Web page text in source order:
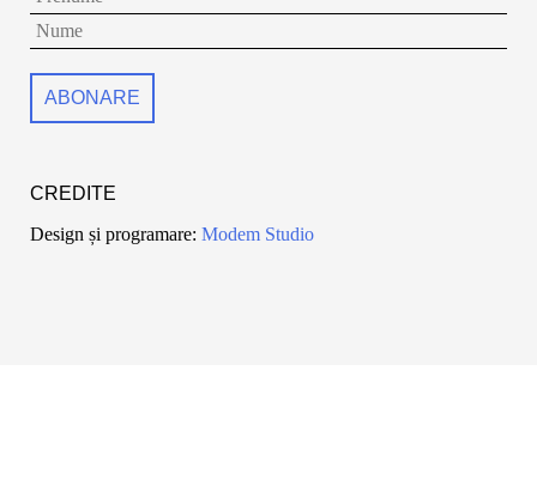
CREDITE
Design și programare: Modem Studio